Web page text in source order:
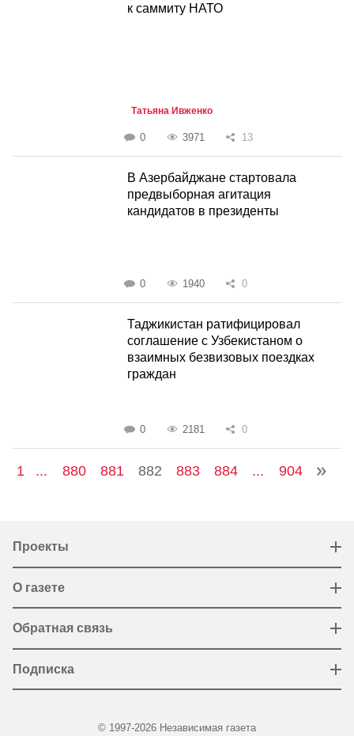
к саммиту НАТО
Татьяна Ивженко
0 3971 13
В Азербайджане стартовала
предвыборная агитация
кандидатов в президенты
0 1940 0
Таджикистан ратифицировал
соглашение с Узбекистаном о
взаимных безвизовых поездках
граждан
0 2181 0
1 ... 880 881 882 883 884 ... 904
Проекты
О газете
Обратная связь
Подписка
© 1997-2026 Независимая газета